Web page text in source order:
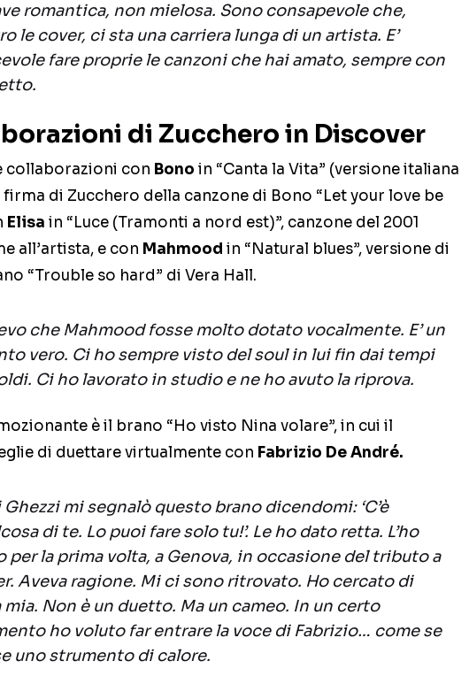
romantica, non mielosa. Sono consapevole che,
le cover, ci sta una carriera lunga di un artista. E’
fare proprie le canzoni che hai amato, sempre con
di Zucchero in Discover
collaborazioni con Bono in “Canta la Vita” (versione italiana
di Zucchero della canzone di Bono “Let your love be
Elisa in “Luce (Tramonti a nord est)”, canzone del 2001
all’artista, e con Mahmood in “Natural blues”, versione di
“Trouble so hard” di Vera Hall.
che Mahmood fosse molto dotato vocalmente. E’ un
vero. Ci ho sempre visto del soul in lui fin dai tempi
Ci ho lavorato in studio e ne ho avuto la riprova.
è il brano “Ho visto Nina volare”, in cui il
di duettare virtualmente con Fabrizio De André.
Ghezzi mi segnalò questo brano dicendomi: ‘C’è
di te. Lo puoi fare solo tu!’. Le ho dato retta. L’ho
per la prima volta, a Genova, in occasione del tributo a
Aveva ragione. Mi ci sono ritrovato. Ho cercato di
mia. Non è un duetto. Ma un cameo. In un certo
ho voluto far entrare la voce di Fabrizio… come se
uno strumento di calore.